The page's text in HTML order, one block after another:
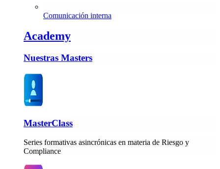
Comunicación interna
Academy
Nuestras Masters
MasterClass
Series formativas asincrónicas en materia de Riesgo y
Compliance